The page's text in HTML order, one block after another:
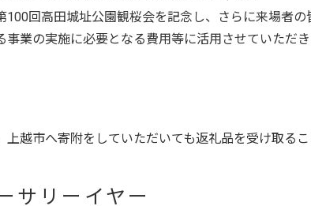
100回高田城址公園観桜会を記念し、さらに来場者
事業の実施に必要となる費用等に活用させていただき
越市へ寄附をしていただいても返礼品を受け取るこ
サリーイヤー